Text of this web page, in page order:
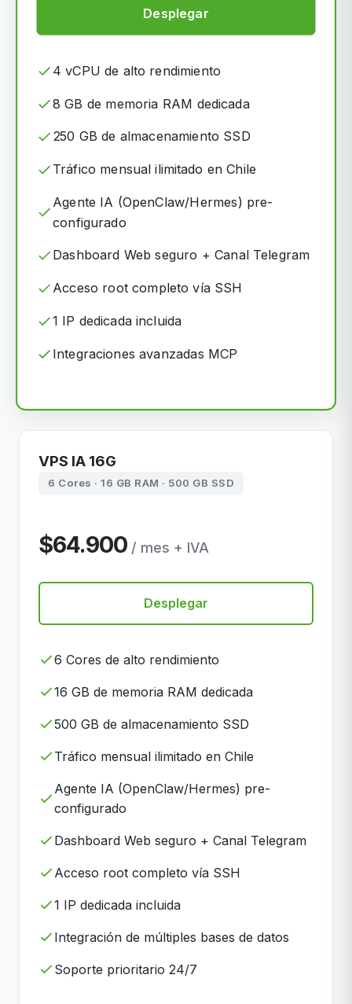
Desplegar
4 vCPU de alto rendimiento
8 GB de memoria RAM dedicada
250 GB de almacenamiento SSD
Tráfico mensual ilimitado en Chile
Agente IA (OpenClaw/Hermes) pre-
configurado
Dashboard Web seguro + Canal Telegram
Acceso root completo vía SSH
1 IP dedicada incluida
Integraciones avanzadas MCP
VPS IA 16G
6 Cores · 16 GB RAM · 500 GB SSD
$64.900 / mes + IVA
Desplegar
6 Cores de alto rendimiento
16 GB de memoria RAM dedicada
500 GB de almacenamiento SSD
Tráfico mensual ilimitado en Chile
Agente IA (OpenClaw/Hermes) pre-
configurado
Dashboard Web seguro + Canal Telegram
Acceso root completo vía SSH
1 IP dedicada incluida
Integración de múltiples bases de datos
Soporte prioritario 24/7